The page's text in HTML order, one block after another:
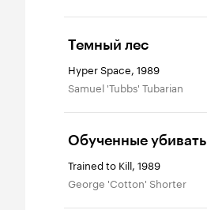
Темный лес
Hyper Space, 1989
Samuel 'Tubbs' Tubarian
Обученные убивать
Trained to Kill, 1989
George 'Cotton' Shorter